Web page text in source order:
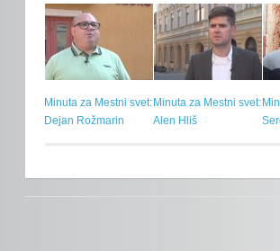
Minuta za Mestni svet:
Dejan Rožmarin
Minuta za Mestni svet:
Alen Hliš